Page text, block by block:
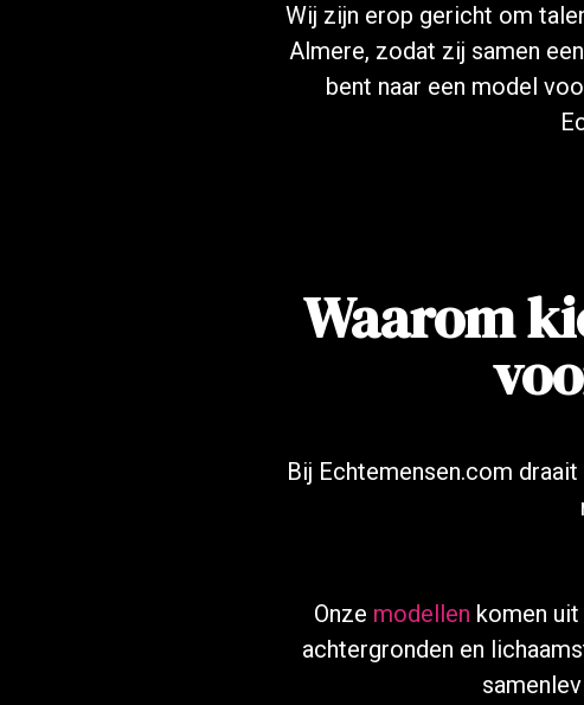
Wij zijn erop gericht om
Almere, zodat zij samen
bent naar een model
Waarom
Bij Echtemensen.com
Onze modellen komen
achtergronden en